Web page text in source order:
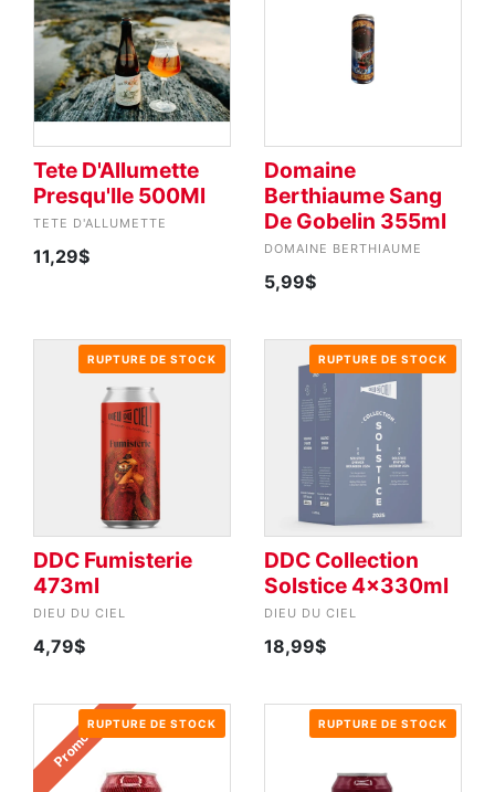
Tete D'Allumette
Presqu'Ile 500Ml
TETE D'ALLUMETTE
11,29$
Domaine
Berthiaume Sang
De Gobelin 355ml
DOMAINE BERTHIAUME
5,99$
RUPTURE DE STOCK
DDC Fumisterie
473ml
DIEU DU CIEL
4,79$
RUPTURE DE STOCK
DDC Collection
Solstice 4x330ml
DIEU DU CIEL
18,99$
Promo
RUPTURE DE STOCK RUPTURE DE STOCK